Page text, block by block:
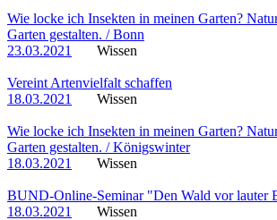
Wie locke ich Insekten in meinen Garten?
Garten gestalten. / Bonn
23.03.2021
Wissen
Vereint Artenvielfalt schaffen
18.03.2021
Wissen
Wie locke ich Insekten in meinen Garten?
Garten gestalten. / Königswinter
18.03.2021
Wissen
BUND-Online-Seminar "Den Wald vor lauter
18.03.2021
Wissen